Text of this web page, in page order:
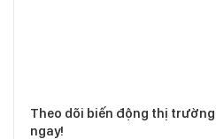
Theo dõi biến động thị
ngay!